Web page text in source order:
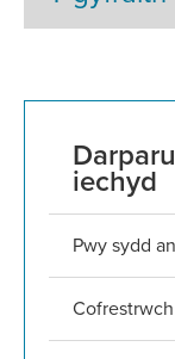
HIW
sub-
nav
iechyd
Pwy sydd